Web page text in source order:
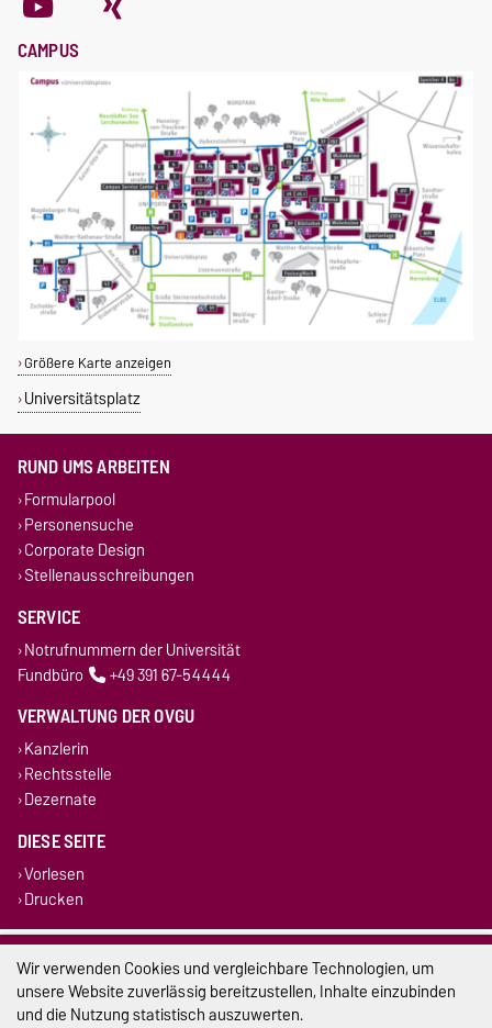
CAMPUS
Größere Karte anzeigen
Universitätsplatz
RUND UMS ARBEITEN
Formularpool
Personensuche
Corporate Design
Stellenausschreibungen
SERVICE
Notrufnummern der Universität
Fundbüro
+49 391 67-54444
VERWALTUNG DER OVGU
Kanzlerin
Rechtsstelle
Dezernate
DIESE SEITE
Vorlesen
Drucken
Impressum
Datenschutz
Wir verwenden Cookies und vergleichbare Technologien, um
unsere Website zuverlässig bereitzustellen, Inhalte einzubinden
und die Nutzung statistisch auszuwerten.